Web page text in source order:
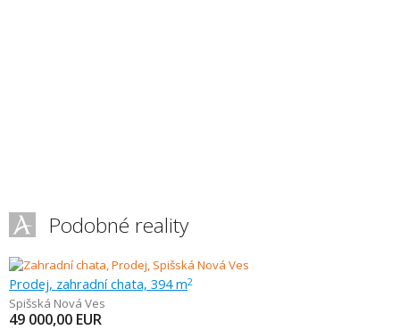
Podobné reality
Prodej, zahradní chata, 394 m2
Spišská Nová Ves
49 000,00 EUR